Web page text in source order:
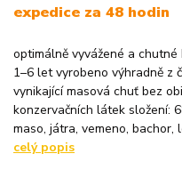
expedice za 48 hodin
optimálně vyvážené a
1–6 let vyrobeno výhradně z
vynikající masová chuť bez
konzervačních látek složení:
maso, játra, vemeno, bachor,
celý popis